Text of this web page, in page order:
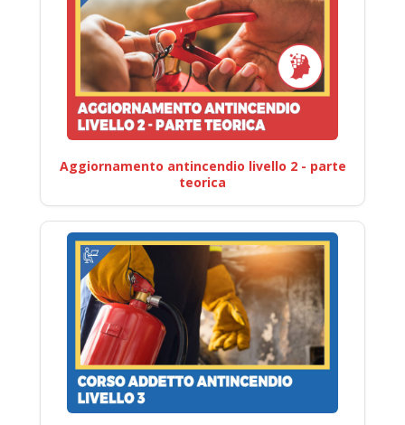
Aggiornamento antincendio livello 2 - parte
teorica